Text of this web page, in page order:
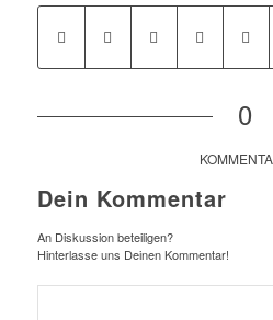
0
Dein Kommentar
An Diskussion beteiligen?
Hinterlasse uns Deinen Kommentar!